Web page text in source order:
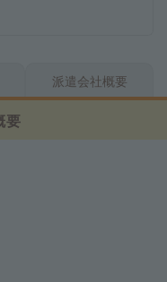
派遣会社概要
要